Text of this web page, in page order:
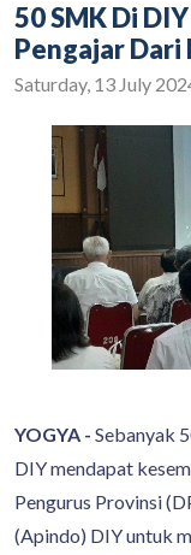
50 SMK Di
Pengajar Dari
Saturday, 13 July
YOGYA - Sebanyak
DIY mendapat
Pengurus Provinsi
(Apindo) DIY untuk